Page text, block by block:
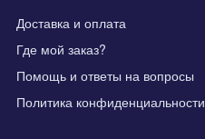
Доставка и оплата
Где мой заказ?
Помощь и ответы на вопросы
Политика конфиденциальности